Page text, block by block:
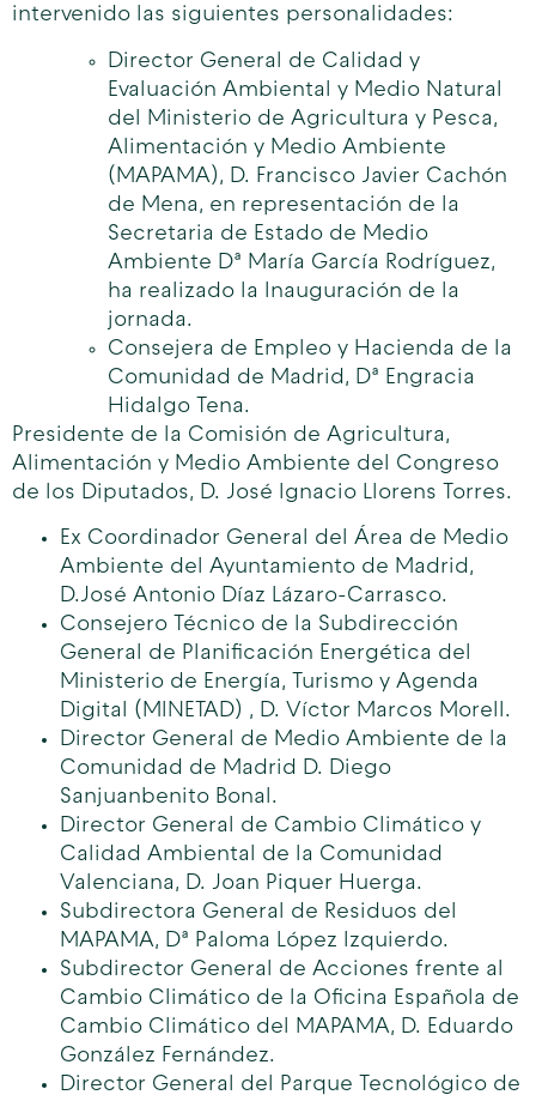
intervenido las siguientes personalidades:
Director General de Calidad y
Evaluación Ambiental y Medio Natural
del Ministerio de Agricultura y Pesca,
Alimentación y Medio Ambiente
(MAPAMA), D. Francisco Javier Cachón
de Mena, en representación de la
Secretaria de Estado de Medio
Ambiente Dª María García Rodríguez,
ha realizado la Inauguración de la
jornada.
Consejera de Empleo y Hacienda de la
Comunidad de Madrid, Dª Engracia
Hidalgo Tena.
Presidente de la Comisión de Agricultura,
Alimentación y Medio Ambiente del Congreso
de los Diputados, D. José Ignacio Llorens Torres.
Ex Coordinador General del Área de Medio
Ambiente del Ayuntamiento de Madrid,
D.José Antonio Díaz Lázaro-Carrasco.
Consejero Técnico de la Subdirección
General de Planificación Energética del
Ministerio de Energía, Turismo y Agenda
Digital (MINETAD) , D. Víctor Marcos Morell.
Director General de Medio Ambiente de la
Comunidad de Madrid D. Diego
Sanjuanbenito Bonal.
Director General de Cambio Climático y
Calidad Ambiental de la Comunidad
Valenciana, D. Joan Piquer Huerga.
Subdirectora General de Residuos del
MAPAMA, Dª Paloma López Izquierdo.
Subdirector General de Acciones frente al
Cambio Climático de la Oficina Española de
Cambio Climático del MAPAMA, D. Eduardo
González Fernández.
Director General del Parque Tecnológico de